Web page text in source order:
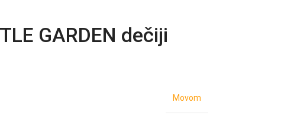
GARDEN dečiji
Movom